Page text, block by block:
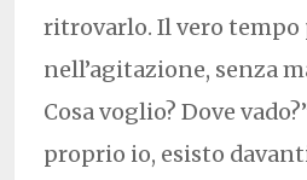
ritrovarlo. Il vero tempo
nell’agitazione, senza
Cosa voglio? Dove
proprio io, esisto